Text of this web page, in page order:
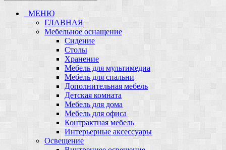
МЕНЮ
ГЛАВНАЯ
Мебельное оснащение
Сидение
Столы
Хранение
Мебель для мультимедиа
Мебель для спальни
Дополнительная мебель
Детская комната
Мебель для дома
Мебель для офиса
Контрактная мебель
Интерьерные аксессуары
Освещение